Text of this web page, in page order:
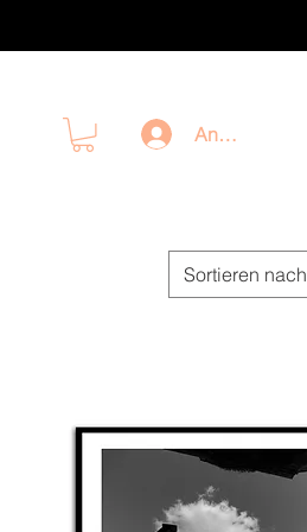
Anmelden
Sortieren nach